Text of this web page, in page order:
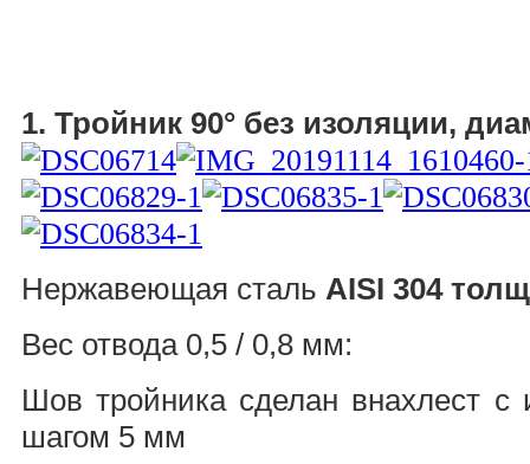
1. Тройник 90° без изоляции,
Нержавеющая сталь AISI 304
Вес отвода 0,5 / 0,8 мм:
Шов тройника сделан внахлест с
шагом 5 мм